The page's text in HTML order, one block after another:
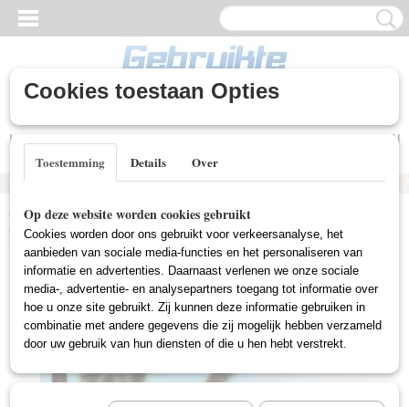
Inloggen
UW WINKELWAGEN
Home >Nieuwe DVD's>Drama (Nieuw)>
(Nieuw)
Cookies toestaan Opties
Toestemming Details Over
Op deze website worden cookies gebruikt
Cookies worden door ons gebruikt voor verkeersanalyse, het
aanbieden van sociale media-functies en het personaliseren van
informatie en advertenties. Daarnaast verlenen we onze sociale
media-, advertentie- en analysepartners toegang tot informatie over
hoe u onze site gebruikt. Zij kunnen deze informatie gebruiken in
combinatie met andere gegevens die zij mogelijk hebben verzameld
door uw gebruik van hun diensten of die u hen hebt verstrekt.